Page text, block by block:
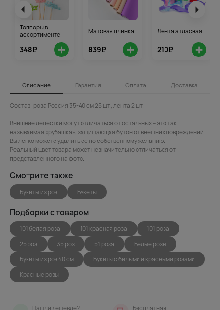
Топперы в
ассортименте
348₽ +
Матовая пленка
839₽ +
Лента атласная
210₽ +
Описание Гарантия Оплата Доставка
Состав: роза Россия 35-40 см 25 шт., лента 2 шт.
Внешние лепестки могут отличаться от остальных – это так
называемая «рубашка», защищающая бутон от внешних повреждений.
Вы легко можете удалить ее по собственному желанию.
Реальный цвет товара может незначительно отличаться от
представленного на фото.
Смотрите также
Букеты из роз Букеты
Подборки с товаром
101 белая роза 101 красная роза
101 роза
25 роз
35 роз 51 роза
Белые розы
Букеты из роз 40 см
Букеты с белыми и красными розами
Красные розы
Нашли дешевле? Бесплатная